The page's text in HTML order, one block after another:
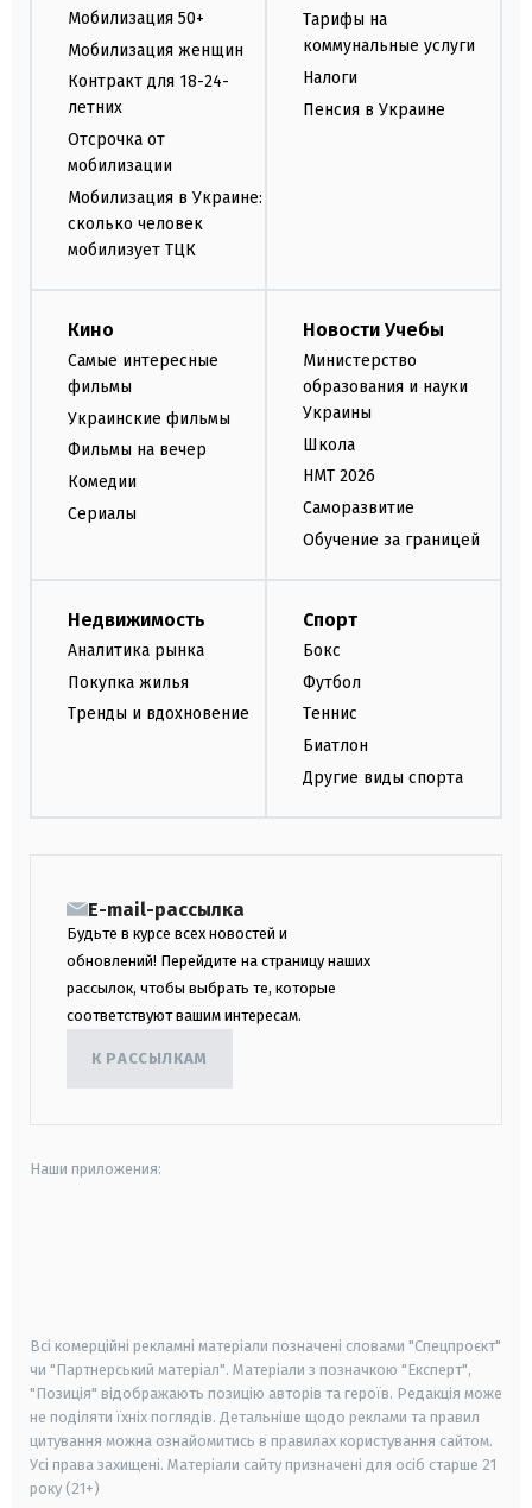
Мобилизация 50+
Мобилизация женщин
Контракт для 18-24-
летних
Отсрочка от
мобилизации
Мобилизация в Украине:
сколько человек
мобилизует ТЦК
Тарифы на
коммунальные услуги
Налоги
Пенсия в Украине
Кино
Самые интересные
фильмы
Украинские фильмы
Фильмы на вечер
Комедии
Сериалы
Новости Учебы
Министерство
образования и науки
Украины
Школа
НМТ 2026
Саморазвитие
Обучение за границей
Недвижимость
Аналитика рынка
Покупка жилья
Тренды и вдохновение
Спорт
Бокс
Футбол
Теннис
Биатлон
Другие виды спорта
E-mail-рассылка
Будьте в курсе всех новостей и
обновлений! Перейдите на страницу наших
рассылок, чтобы выбрать те, которые
соответствуют вашим интересам.
К РАССЫЛКАМ
Наши приложения:
Всі комерційні рекламні матеріали позначені словами "Спецпроєкт"
чи "Партнерський матеріал". Матеріали з позначкою "Експерт",
"Позиція" відображають позицію авторів та героїв. Редакція може
не поділяти їхніх поглядів. Детальніше щодо реклами та правил
цитування можна ознайомитись в правилах користування сайтом.
Усі права захищені. Матеріали сайту призначені для осіб старше 21
року (21+)